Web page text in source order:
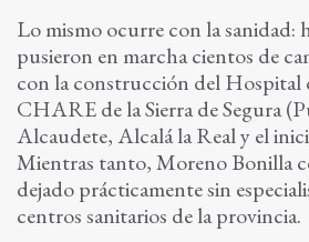
Lo mismo ocurre con la sanidad:
pusieron en marcha cientos de
con la construcción del Hospital
CHARE de la Sierra de Segura
Alcaudete, Alcalá la Real y el
Mientras tanto, Moreno Bonilla
dejado prácticamente sin
centros sanitarios de la provincia.